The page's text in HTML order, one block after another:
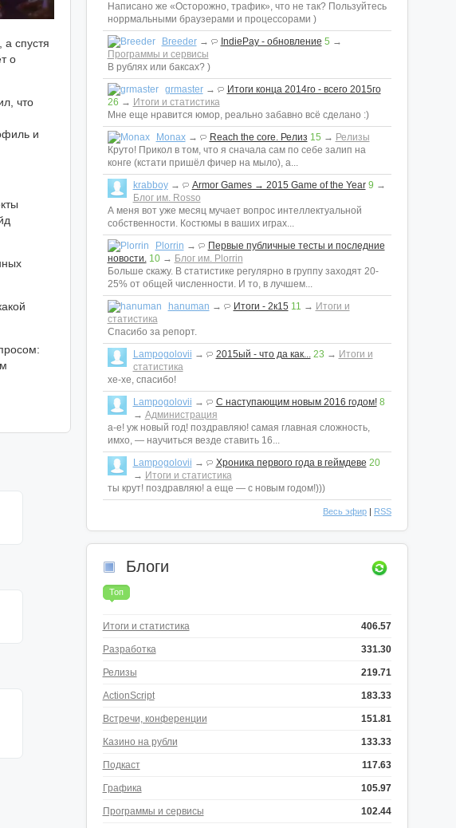
спустя
о
что
и
Написано же «Осторожно, трафик», что не так? Пользуйтесь
норрмальными браузерами и процессорами )
Breeder→ IndiePay - обновление 5 →
Программы и сервисы
В рублях или баксах? )
grmaster→
Итоги конца 2014го - всего 2015го
26 → Итоги и статистика
Мне еще нравится юмор, реально забавно всё сделано :)
Monax→ Reach the core. Релиз 15 → Релизы
Круто! Прикол в том, что я сначала сам по себе залип на
конге (кстати пришёл фичер на мыло), а...
krabboy→ Armor Games → 2015 Game of the Year 9 →
Блог им. Rosso
А меня вот уже месяц мучает вопрос интеллектуальной
собственности. Костюмы в ваших играх...
Plorrin →
Первые публичные тесты и последние
новости. 10→ Блог им. Plorrin
Больше скажу. В статистике регулярно в группу заходят 20-
25% от общей численности. И то, в лучшем...
hanuman → Итоги - 2к15 11 → Итоги и
статистика
Спасибо за репорт.
Lampogolovii → 2015ый - что да как... 23 → Итоги и
статистика
хе-хе, спасибо!
Lampogolovii → С наступающим новым 2016 годом! 8
→ Администрация
а-е! уж новый год! поздравляю! самая главная сложность,
имхо, — научиться везде ставить 16...
Lampogolovii → Хроника первого года в геймдеве 20
→ Итоги и статистика
ты крут! поздравляю! а еще — с новым годом!)))
Весь эфир| RSS
Блоги
Топ
Итоги и статистика 406.57
Разработка 331.30
Релизы 219.71
ActionScript 183.33
Встречи, конференции 151.81
Казино на рубли 133.33
Подкаст 117.63
Графика 105.97
Программы и сервисы 102.44